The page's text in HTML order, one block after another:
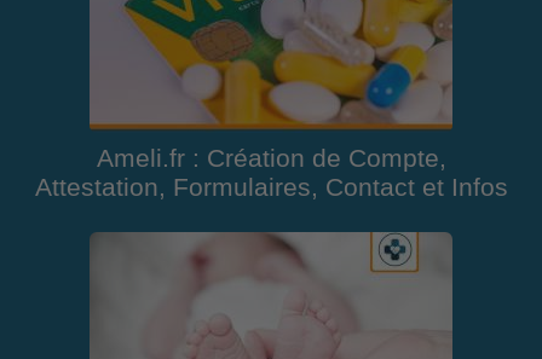
Ameli.fr : Création de Compte,
Attestation, Formulaires, Contact et Infos